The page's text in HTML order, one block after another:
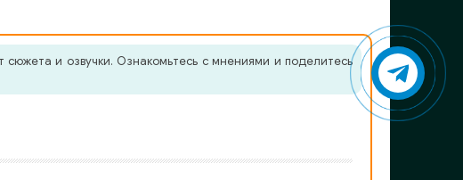
и озвучки. Ознакомьтесь с мнениями и поделитесь